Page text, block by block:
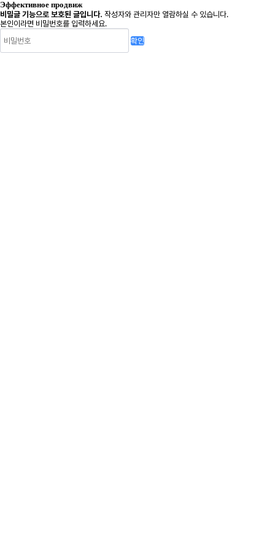
Эффективное продвиж
비밀글 기능으로 보호된 글입니다. 작성자와 관리자만 열람하실 수 있습니다.
본인이라면 비밀번호를 입력하세요.